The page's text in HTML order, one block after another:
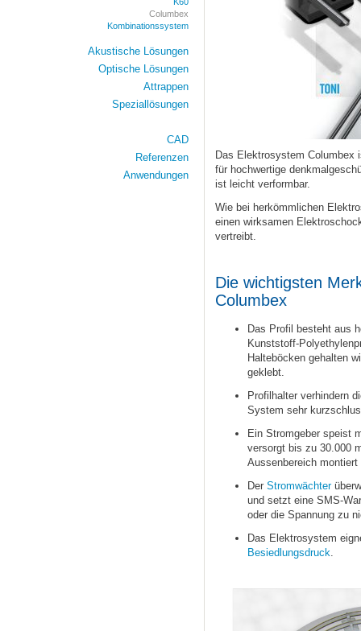
Das Elektrosystem Columbex
für hochwertige
ist leicht verformbar.
Wie bei herkömmlichen
einen wirksamen
vertreibt.
Die wichtigsten
Columbex
Das Profil besteht aus
Kunststoff-
Halteböcken gehalten
geklebt.
Profilhalter verhindern
System sehr
Ein Stromgeber speist
versorgt bis zu 30.000
Aussenbereich montiert
Der Stromwächter
und setzt eine SMS-
oder die Spannung zu
Das Elektrosystem
Besiedlungsdruck
Columbex
Kombinationssystem
Akustische Lösungen
Optische Lösungen
Attrappen
Speziallösungen
CAD
Referenzen
Anwendungen